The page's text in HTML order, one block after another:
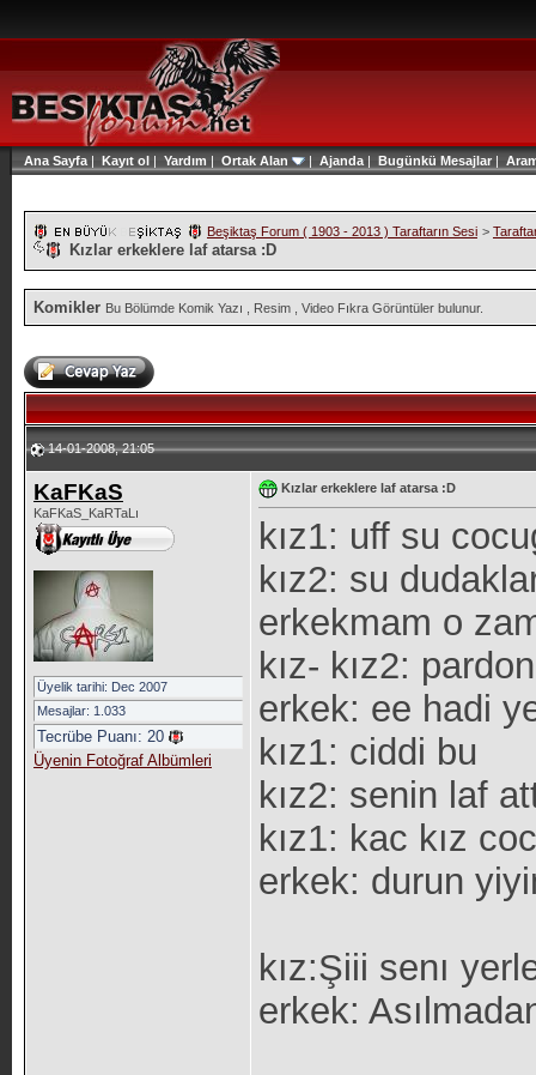
Ana Sayfa | Kayıt ol | Yardım | Ortak Alan | Ajanda | Bugünkü Mesajlar|
Beşiktaş Forum ( 1903 - 2013 ) Taraftarın Sesi >
Kızlar erkeklere laf atarsa :D
Komikler Bu Bölümde Komik Yazı , Resim , Video Fıkra Görüntüler bulunur.
14-01-2008, 21:05
KaFKaS
KaFKaS_KaRTaLı
Üyelik tarihi: Dec 2007
Mesajlar: 1.033
Tecrübe Puanı: 20
Üyenin Fotoğraf Albümleri
Kızlar erkeklere laf atarsa :D
kız1: uff su
kız2: su
erkekmam o
kız- kız2: pardon
erkek: ee hadi
kız1: ciddi bu
kız2: senin laf
kız1: kac kız
erkek: durun
kız:Şiii senı
erkek: